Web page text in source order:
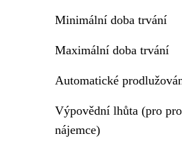
Minimální doba trvání
Maximální doba trvání
Automatické
Výpovědní lhůta (pro
nájemce)